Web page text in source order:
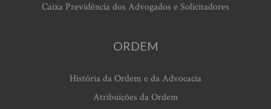
Caixa Previdência dos Advogados e Solicitadores
ORDEM
História da Ordem e da Advocacia
Atribuições da Ordem